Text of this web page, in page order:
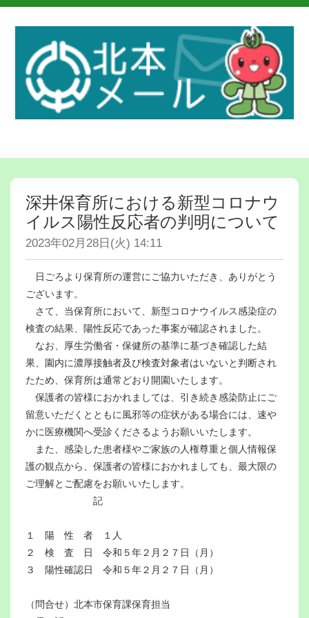
深井保育所における新型コロナウ
イルス陽性反応者の判明について
2023年02月28日(火) 14:11
日ごろより保育所の運営にご協力いただき、ありがとう
ございます。
さて、当保育所において、新型コロナウイルス感染症の
検査の結果、陽性反応であった事案が確認されました。
なお、厚生労働省・保健所の基準に基づき確認した結
果、園内に濃厚接触者及び検査対象者はいないと判断され
たため、保育所は通常どおり開園いたします。
保護者の皆様におかれましては、引き続き感染防止にご
留意いただくとともに風邪等の症状がある場合には、速や
かに医療機関へ受診くださるようお願いいたします。
また、感染した患者様やご家族の人権尊重と個人情報保
護の観点から、保護者の皆様におかれましても、最大限の
ご理解とご配慮をお願いいたします。
記
１ 陽 性 者 １人
２ 検 査 日 令和５年２月２７日（月）
３ 陽性確認日 令和５年２月２７日（月）
（問合せ）北本市保育課保育担当